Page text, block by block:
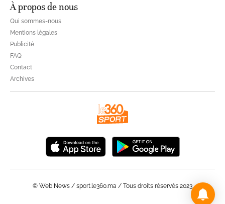
À propos de nous
Qui sommes-nous
Mentions légales
Publicité
FAQ
Contact
Archives
© Web News / sport.le360.ma / Tous droits réservés 2023